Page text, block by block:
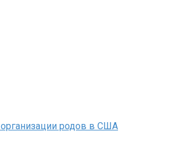
родов в США